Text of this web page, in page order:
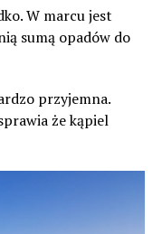
W marcu jest
sumą opadów do
przyjemna.
że kąpiel